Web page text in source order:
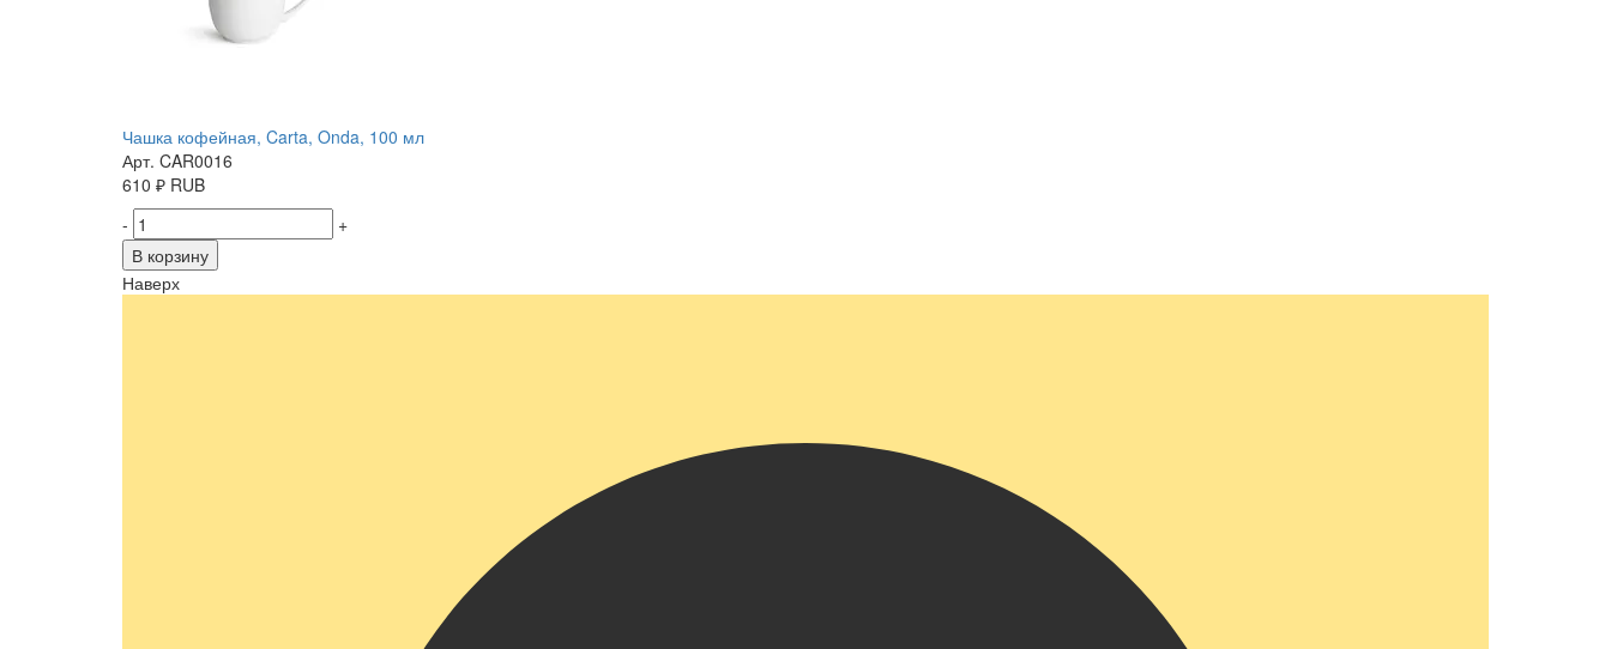
Чашка кофейная, Carta, Onda, 100 мл
Арт. CAR0016
610 ₽ RUB
-
+
В корзину
Наверх